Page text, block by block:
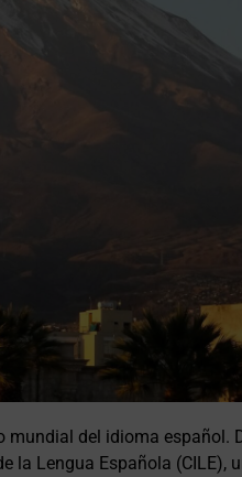
mundial del idioma español.
la Lengua Española (CILE),